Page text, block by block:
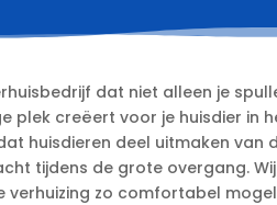
dat niet alleen je
plek creëert voor je huisdier in
huisdieren deel uitmaken van
tijdens de grote overgang.​
verhuizing zo comfortabel